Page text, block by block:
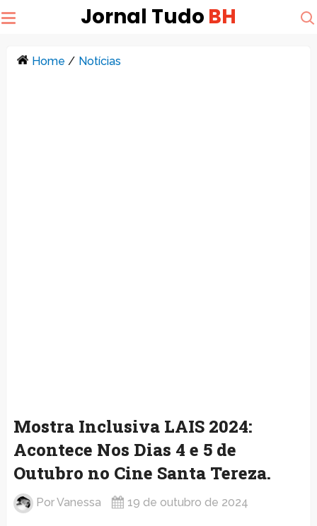
Jornal Tudo BH
Home / Notícias
Mostra Inclusiva LAIS 2024:
Acontece Nos Dias 4 e 5 de
Outubro no Cine Santa Tereza.
PorVanessa 19 de outubro de 2024